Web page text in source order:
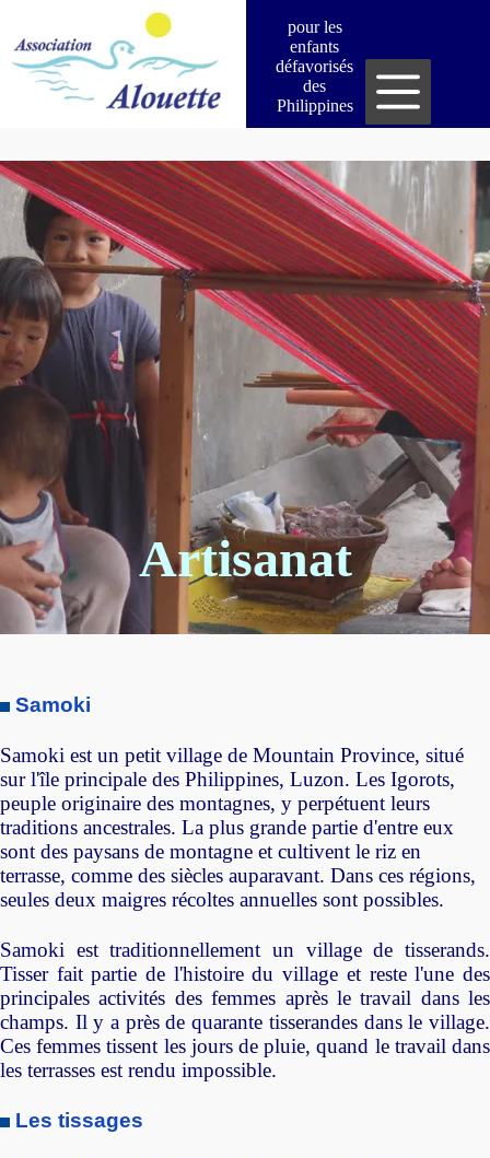
contenu
pour les
enfants
défavorisés
des
Philippines
Artisanat
Samoki
Samoki est un petit village de Mountain Province, situé
sur l'île principale des Philippines, Luzon. Les Igorots,
peuple originaire des montagnes, y perpétuent leurs
traditions ancestrales. La plus grande partie d'entre eux
sont des paysans de montagne et cultivent le riz en
terrasse, comme des siècles auparavant. Dans ces régions,
seules deux maigres récoltes annuelles sont possibles.
Samoki est traditionnellement un village de tisserands.
Tisser fait partie de l'histoire du village et reste l'une des
principales activités des femmes après le travail dans les
champs. Il y a près de quarante tisserandes dans le village.
Ces femmes tissent les jours de pluie, quand le travail dans
les terrasses est rendu impossible.
Les tissages